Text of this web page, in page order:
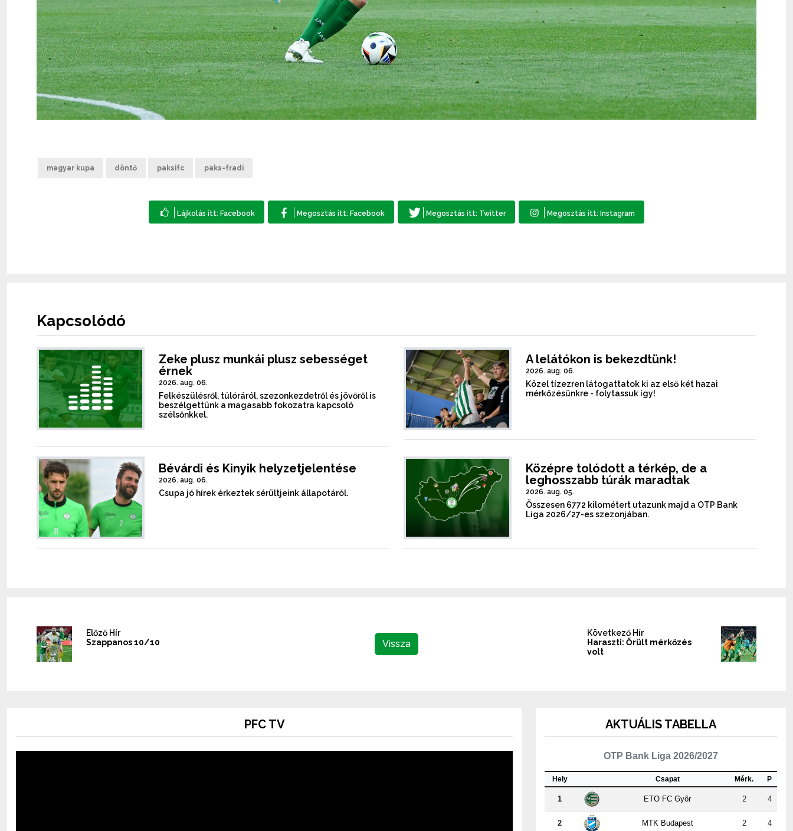
magyar kupa döntő paksifc paks-fradi
Kapcsolódó
Zeke plusz munkái plusz sebességet
érnek
2026. aug. 06.
Felkészülésről, túlóráról, szezonkezdetről és jövőről is
beszélgettünk a magasabb fokozatra kapcsoló
szélsőnkkel.
A lelátókon is bekezdtünk!
2026. aug. 06.
Közel tízezren látogattatok ki az első két hazai
mérkőzésünkre - folytassuk így!
Bévárdi és Kinyik helyzetjelentése
2026. aug. 06.
Csupa jó hírek érkeztek sérültjeink állapotáról.
Középre tolódott a térkép, de a
leghosszabb túrák maradtak
2026. aug. 05.
Összesen 6772 kilométert utazunk majd a OTP Bank
Liga 2026/27-es szezonjában.
Előző Hír
Szappanos 10/10
Vissza
Következő Hír
Haraszti: Őrült mérkőzés
volt
PFC TV AKTUÁLIS TABELLA
OTP Bank Liga 2026/2027
Hely Csapat Mérk. P
1 ETO FC Győr 2 4
2 MTK Budapest 2 4